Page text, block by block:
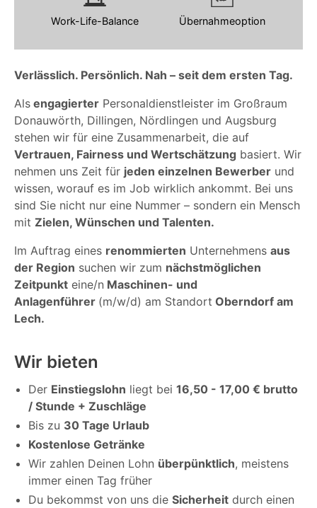
Verlässlich. Persönlich. Nah – seit dem ersten Tag.
Als engagierter Personaldienstleister im Großraum
Donauwörth, Dillingen, Nördlingen und Augsburg
stehen wir für eine Zusammenarbeit, die auf
Vertrauen, Fairness und Wertschätzung basiert. Wir
nehmen uns Zeit für jeden einzelnen Bewerber und
wissen, worauf es im Job wirklich ankommt. Bei uns
sind Sie nicht nur eine Nummer – sondern ein Mensch
mit Zielen, Wünschen und Talenten.
Im Auftrag eines renommierten Unternehmens aus
der Region suchen wir zum nächstmöglichen
Zeitpunkt eine/n Maschinen- und
Anlagenführer (m/w/d) am Standort Oberndorf am
Lech.
Wir bieten
Der Einstiegslohn liegt bei 16,50 - 17,00 € brutto
/ Stunde + Zuschläge
Bis zu 30 Tage Urlaub
Kostenlose Getränke
Wir zahlen Deinen Lohn überpünktlich, meistens
immer einen Tag früher
Du bekommst von uns die Sicherheit durch einen
Work-Life-Balance Übernahmeoption